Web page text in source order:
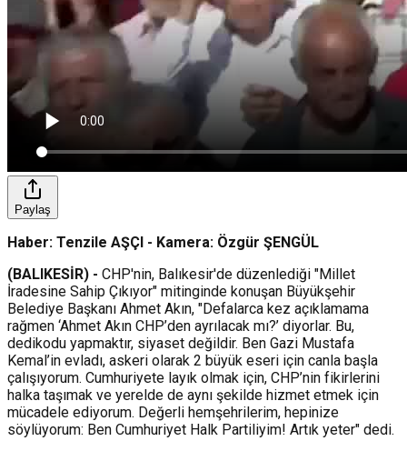
Paylaş
Haber: Tenzile AŞÇI - Kamera: Özgür ŞENGÜL
(BALIKESİR) - CHP'nin, Balıkesir'de düzenlediği "Millet
İradesine Sahip Çıkıyor" mitinginde konuşan Büyükşehir
Belediye Başkanı Ahmet Akın, "Defalarca kez açıklamama
rağmen ‘Ahmet Akın CHP’den ayrılacak mı?’ diyorlar. Bu,
dedikodu yapmaktır, siyaset değildir. Ben Gazi Mustafa
Kemal’in evladı, askeri olarak 2 büyük eseri için canla başla
çalışıyorum. Cumhuriyete layık olmak için, CHP’nin fikirlerini
halka taşımak ve yerelde de aynı şekilde hizmet etmek için
mücadele ediyorum. Değerli hemşehrilerim, hepinize
söylüyorum: Ben Cumhuriyet Halk Partiliyim! Artık yeter" dedi.